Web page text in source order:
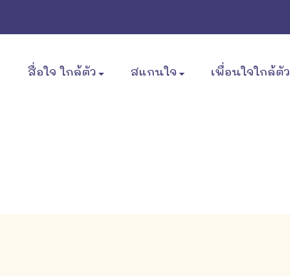
สื่อใจ ใกล้ตัว สแกนใจ เพื่อนใจใกล้ตัว